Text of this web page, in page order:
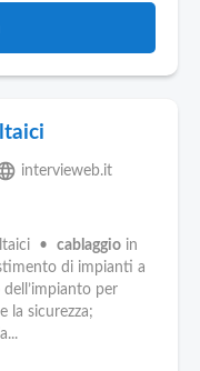
intervieweb.it
• cablaggio in
di impianti a
per
la sicurezza;